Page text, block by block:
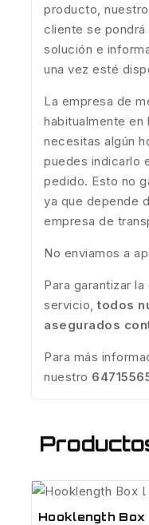
producto,
cliente se
solución e
una vez esté
La empresa de
habitualmente en
necesitas algún
puedes indicarlo
pedido. Esto no
ya que depende
empresa de
No enviamos a
Para garantizar
servicio,todos
asegurados
Para más
nuestro
Hooklength Box